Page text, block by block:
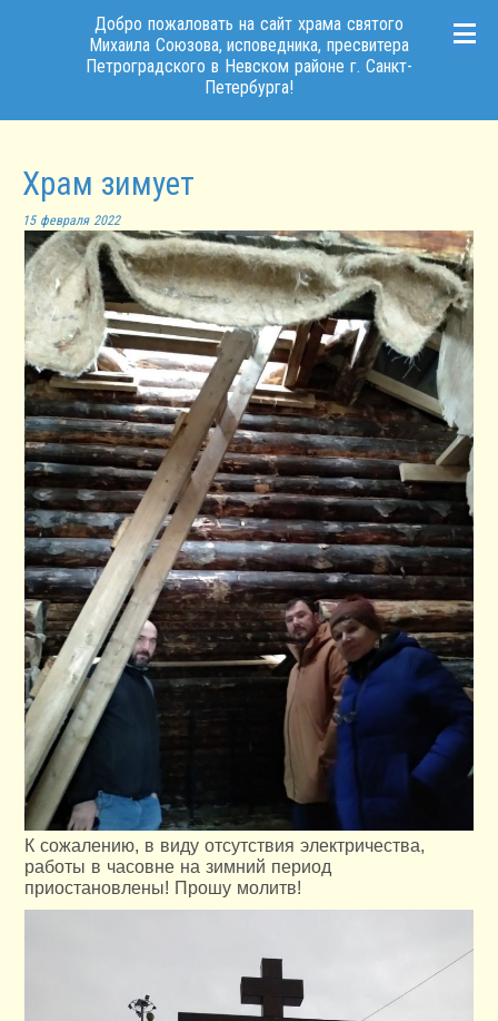
Добро пожаловать на сайт храма святого
Михаила Союзова, исповедника, пресвитера
Петроградского в Невском районе г. Санкт-
Петербурга!
Храм зимует
15 февраля 2022
К сожалению, в виду отсутствия электричества,
работы в часовне на зимний период
приостановлены! Прошу молитв!